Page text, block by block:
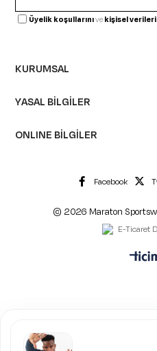
Üyelik koşullarınıvekişisel
KURUMSAL
YASAL BİLGİLER
ONLINE BİLGİLER
Facebook
© 2026 Maraton